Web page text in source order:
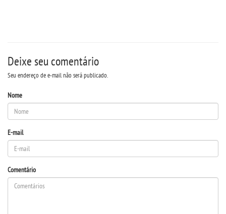
DESTAQUES
REGULAMENTOS
Deixe seu comentário
Seu endereço de e-mail não será publicado.
Nome
E-mail
Comentário